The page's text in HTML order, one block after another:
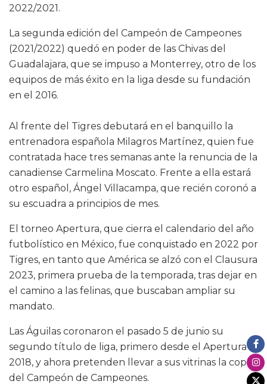
2022/2021.
La segunda edición del Campeón de Campeones
(2021/2022) quedó en poder de las Chivas del
Guadalajara, que se impuso a Monterrey, otro de los
equipos de más éxito en la liga desde su fundación
en el 2016.
Al frente del Tigres debutará en el banquillo la
entrenadora española Milagros Martínez, quien fue
contratada hace tres semanas ante la renuncia de la
canadiense Carmelina Moscato. Frente a ella estará
otro español, Ángel Villacampa, que recién coronó a
su escuadra a principios de mes.
El torneo Apertura, que cierra el calendario del año
futbolístico en México, fue conquistado en 2022 por
Tigres, en tanto que América se alzó con el Clausura
2023, primera prueba de la temporada, tras dejar en
el camino a las felinas, que buscaban ampliar su
mandato.
Las Águilas coronaron el pasado 5 de junio su
segundo título de liga, primero desde el Apertura
2018, y ahora pretenden llevar a sus vitrinas la copa
del Campeón de Campeones.